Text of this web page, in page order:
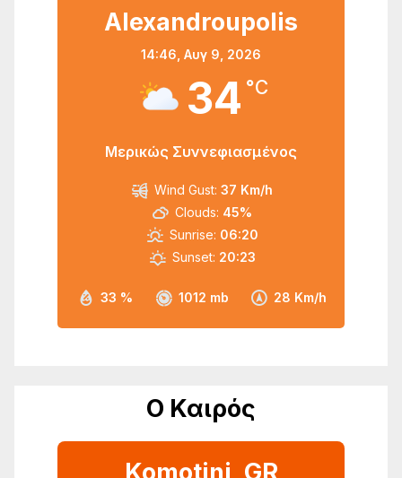
Alexandroupolis
14:46, Αυγ 9, 2026
34 °C
Μερικώς Συννεφιασμένος
33 % 1012 mb 28 Km/h
Wind Gust: 37 Km/h
Clouds: 45%
Sunrise: 06:20
Sunset: 20:23
Ο Καιρός
Komotini, GR